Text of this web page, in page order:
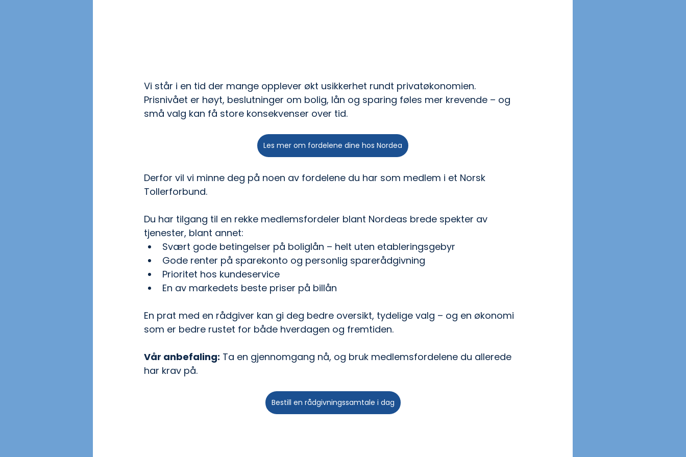
Vi står i en tid der mange opplever økt usikkerhet rundt privatøkonomien.
Prisnivået er høyt, beslutninger om bolig, lån og sparing føles mer krevende – og
små valg kan få store konsekvenser over tid.
Les mer om fordelene dine hos Nordea
Derfor vil vi minne deg på noen av fordelene du har som medlem i et Norsk
Tollerforbund.
Du har tilgang til en rekke medlemsfordeler blant Nordeas brede spekter av
tjenester, blant annet:
Svært gode betingelser på boliglån – helt uten etableringsgebyr
Gode renter på sparekonto og personlig sparerådgivning
Prioritet hos kundeservice
En av markedets beste priser på billån
En prat med en rådgiver kan gi deg bedre oversikt, tydelige valg – og en økonomi
som er bedre rustet for både hverdagen og fremtiden.
Vår anbefaling: Ta en gjennomgang nå, og bruk medlemsfordelene du allerede
har krav på.
Bestill en rådgivningssamtale i dag